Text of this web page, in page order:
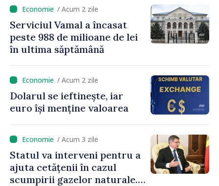
/ Acum 2 zile
Serviciul Vamal a încasat
peste 988 de milioane de lei
în ultima săptămână
/ Acum 2 zile
Dolarul se ieftinește, iar
euro își menține valoarea
/ Acum 3 zile
Statul va interveni pentru a
ajuta cetățenii în cazul
scumpirii gazelor naturale.